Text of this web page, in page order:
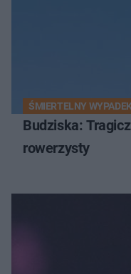
ŚMIERTELNY
Budziska:
rowerzysty